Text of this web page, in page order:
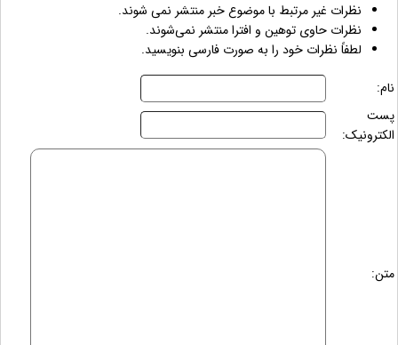
نظرات غیر مرتبط با موضوع خبر منتشر نمی شوند.
نظرات حاوی توهین و افترا منتشر نمی‌شوند.
لطفاً نظرات خود را به صورت فارسی بنویسید.
نام:
پست
الکترونیک:
متن: